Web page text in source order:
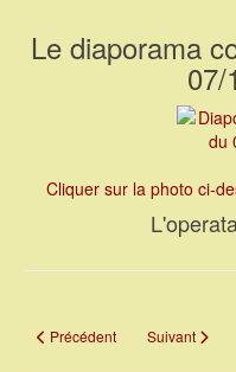
Le diaporama
07/
Cliquer sur la photo ci-
Article précédent : L'operata du
Précédent Article
Suivant